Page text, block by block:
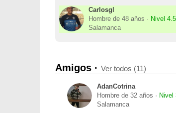
Carlosgl
Hombre de 48 años · Nivel 4.5
Salamanca
Amigos · Ver todos (11)
AdanCotrina
Hombre de 32 años · Nivel
Salamanca